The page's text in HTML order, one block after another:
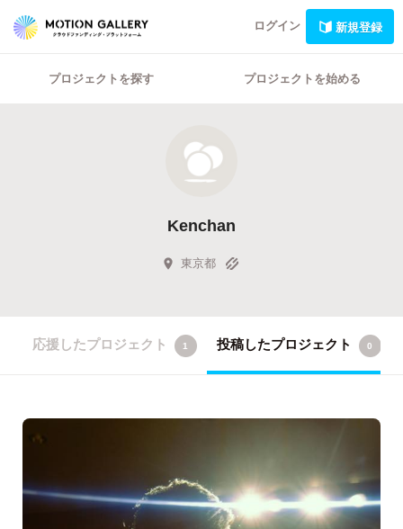
ログイン 新規登録
プロジェクトを探す プロジェクトを始める
Kenchan
東京都
応援したプロジェクト 1 投稿したプロジェクト 0